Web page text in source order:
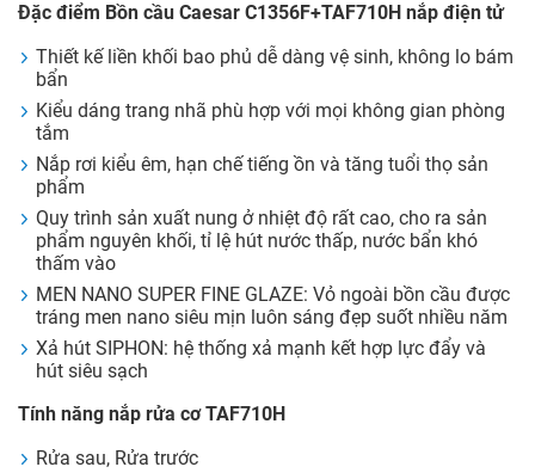
Đặc điểm Bồn cầu Caesar C1356F+TAF710H nắp điện tử
Thiết kế liền khối bao phủ dễ dàng vệ sinh, không lo bám
bẩn
Kiểu dáng trang nhã phù hợp với mọi không gian phòng
tắm
Nắp rơi kiểu êm, hạn chế tiếng ồn và tăng tuổi thọ sản
phẩm
Quy trình sản xuất nung ở nhiệt độ rất cao, cho ra sản
phẩm nguyên khối, tỉ lệ hút nước thấp, nước bẩn khó
thấm vào
MEN NANO SUPER FINE GLAZE: Vỏ ngoài bồn cầu được
tráng men nano siêu mịn luôn sáng đẹp suốt nhiều năm
Xả hút SIPHON: hệ thống xả mạnh kết hợp lực đẩy và
hút siêu sạch
Tính năng nắp rửa cơ TAF710H
Rửa sau, Rửa trước